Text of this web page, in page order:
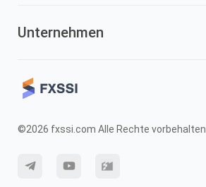
Unternehmen
©2026 fxssi.com Alle Rechte vorbehalten